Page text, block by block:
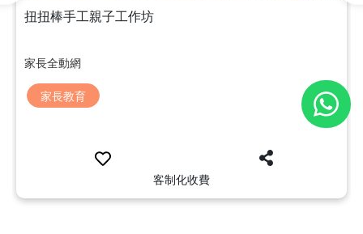
扭扭棒手工親子工作坊
家長全動網
家長教育
客制化收費